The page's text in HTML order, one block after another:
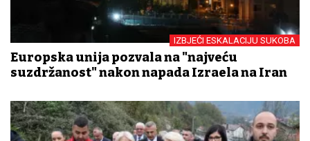
IZBJEĆI ESKALACIJU SUKOBA
Europska unija pozvala na "najveću
suzdržanost" nakon napada Izraela na Iran